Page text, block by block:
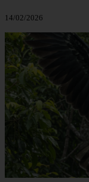
14/02/2026